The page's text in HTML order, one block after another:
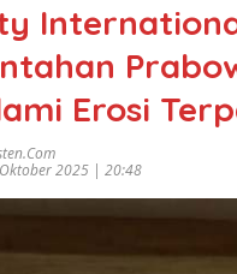
Erosi
2025 | 20:48